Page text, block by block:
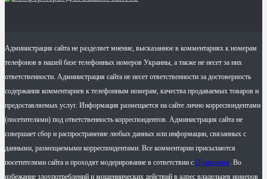
Администрация сайта не разделяет мнение, высказанное в комментариях к номерам
телефонов в нашей базе телефонных номеров Украины, а также не несет за них
ответственности. Администрация сайта не несет ответственности за достоверность
содержания комментариев к телефонным номерам, качества продаваемых товаров и
предоставляемых услуг. Информация размещается на сайте лично корреспондентами
(посетителями) под ответственность корреспондентов. Администрация сайта не
совершает сбор и распространение любых данных или информации, связанных с
данными, размещаемыми корреспондентами. Все комментарии присылаются
посетителями сайта и проходят модерирование в сответствии с Правилами. Во
избежание злоупотреблений и мошеннических действий в адрес владельцев номеров